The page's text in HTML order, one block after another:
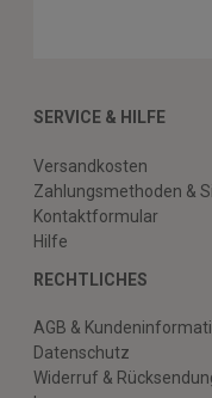
SERVICE & HILFE
Versandkosten
Zahlungsmethoden &
Kontaktformular
Hilfe
RECHTLICHES
AGB &
Datenschutz
Widerruf &